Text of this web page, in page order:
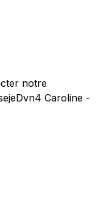
notre
Caroline -